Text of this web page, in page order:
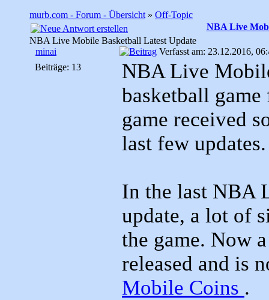
murb.com - Forum - Übersicht » Off-Topic
NBA Live
NBA Live Mobile Basketball Latest Update
minai
Beiträge: 13
Verfasst am: 23.12.2016,
NBA Live
basketball
game received
last few updates.
In the last NBA
update, a lot of
the game. Now
released and is
Mobile Coins .